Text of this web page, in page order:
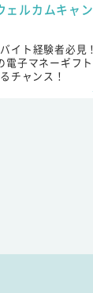
ェルカムキャン
イト経験者必見！
電子マネーギフト
チャンス！